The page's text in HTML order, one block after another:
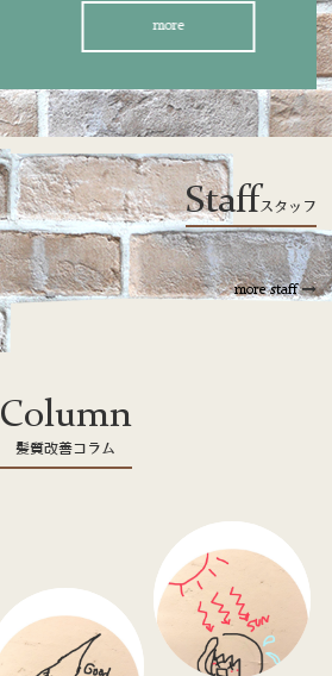
more
Staffスタッフ
more staff
Column
髪質改善コラム